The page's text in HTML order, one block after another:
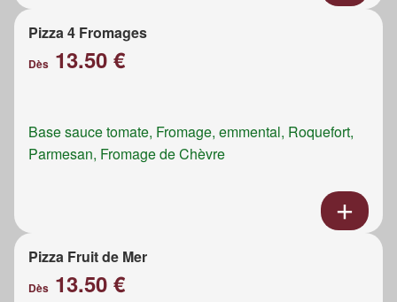
Pizza 4 Fromages
Dès 13.50 €
Base sauce tomate, Fromage, emmental, Roquefort,
Parmesan, Fromage de Chèvre
Pizza Fruit de Mer
Dès 13.50 €